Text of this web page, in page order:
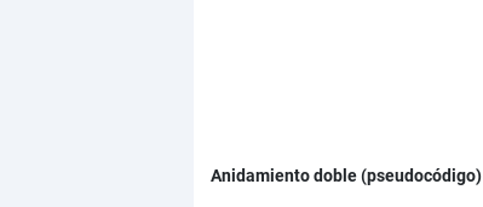
Anidamiento doble (pseudocódigo)